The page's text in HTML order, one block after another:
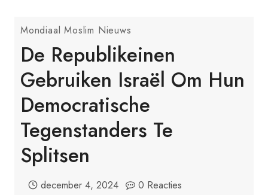
Mondiaal Moslim Nieuws
De Republikeinen
Gebruiken Israël Om Hun
Democratische
Tegenstanders Te
Splitsen
december 4, 2024 0 Reacties